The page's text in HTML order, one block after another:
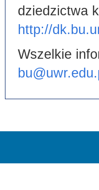
dziedzictwa
http://
Wszelkie